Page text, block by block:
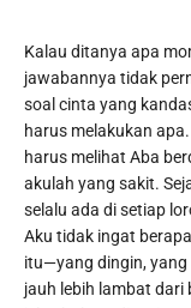
Kalau ditanya apa
jawabannya tidak
soal cinta yang
harus melakukan
harus melihat Aba
akulah yang sakit.
selalu ada di setiap
Aku tidak ingat
itu—yang dingin, yang
jauh lebih lambat dari